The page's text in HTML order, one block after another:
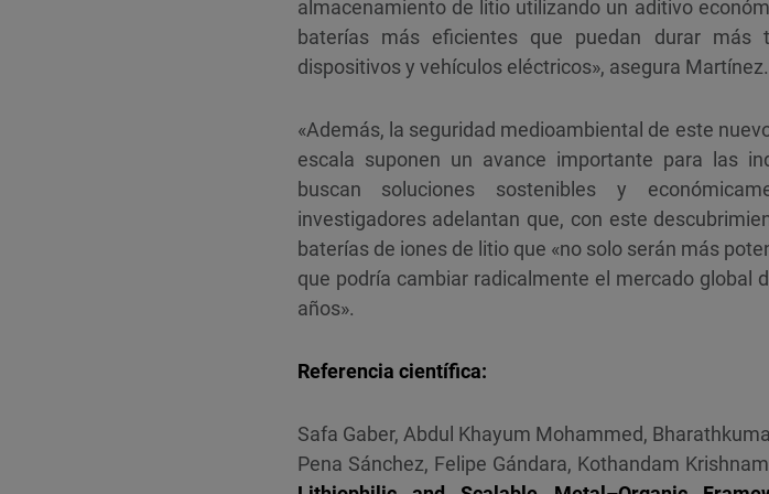
almacenamiento de litio utilizando un aditivo
baterías más eficientes que puedan durar
dispositivos y vehículos eléctricos», asegura Martínez.
«Además, la seguridad medioambiental de este
escala suponen un avance importante para las
buscan soluciones sostenibles y
investigadores adelantan que, con este
baterías de iones de litio que «no solo serán más
que podría cambiar radicalmente el mercado global
años».
Referencia científica:
Safa Gaber, Abdul Khayum Mohammed,
Pena Sánchez, Felipe Gándara, Kothandam